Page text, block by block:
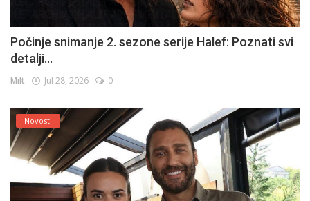
Počinje snimanje 2. sezone serije Halef: Poznati svi
detalji...
Milt Jul 28, 2026 0
Novosti